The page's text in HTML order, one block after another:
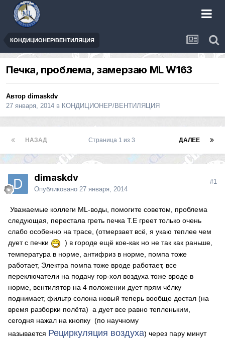
КОНДИЦИОНЕР/ВЕНТИЛЯЦИЯ
Печка, проблема, замерзаю ML W163
Автор dimaskdv
27 января, 2014 в КОНДИЦИОНЕР/ВЕНТИЛЯЦИЯ
НАЗАД ДАЛЕЕ
Страница 1 из 3
dimaskdv
Опубликовано 27 января, 2014
#1
Уважаемые коллеги ML-воды, помогите советом, проблема
следующая, перестала греть печка Т.Е греет только очень
слабо особенно на трасе, (отмерзает всё, я укаю теплее чем
дует с печки
) в городе ещё кое-как но не так как раньше,
температура в норме, антифриз в норме, помпа тоже
работает, Электра помпа тоже вроде работает, все
переключатели на подачу гор-хол воздуха тоже вроде в
норме, вентилятор на 4 положении дует прям чёлку
поднимает, фильтр солона новый теперь вообще достал (на
время разборки полёта) а дует все равно тепленьким,
сегодня нажал на кнопку (по научному
называется Рециркуляция воздуха) через пару минут